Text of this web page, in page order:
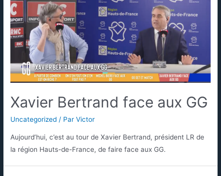
Xavier Bertrand face aux GG
Uncategorized / ParVictor
Aujourd’hui, c’est au tour de Xavier Bertrand, président LR de
la région Hauts-de-France, de faire face aux GG.